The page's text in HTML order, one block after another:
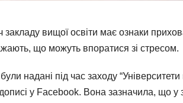
закладу вищої освіти має ознаки
що можуть впоратися зі стресом.
надані під час заходу
у Facebook. Вона зазначила, що у